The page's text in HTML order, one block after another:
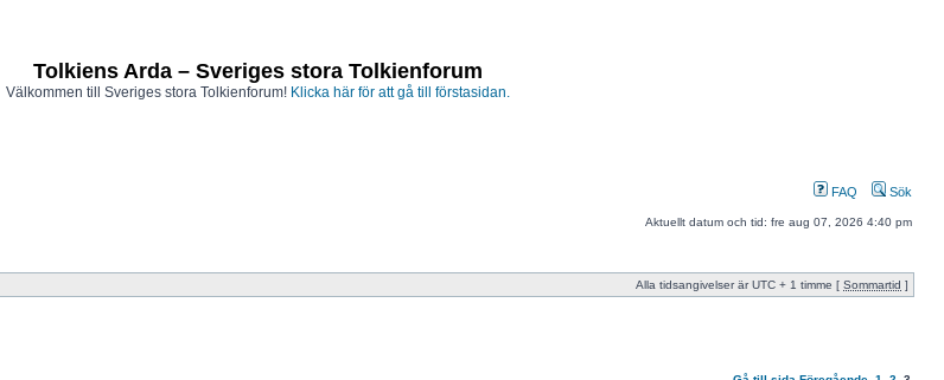
Tolkiens Arda – Sveriges stora Tolkienforum
Välkommen till Sveriges stora Tolkienforum! Klicka här för att gå till förstasidan.
FAQ Sök
Aktuellt datum och tid: fre aug 07, 2026 4:40 pm
Alla tidsangivelser är UTC + 1 timme [ Sommartid ]